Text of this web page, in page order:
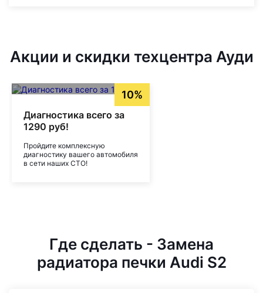
Акции и скидки техцентра Ауди
10%
Диагностика всего за
1290 руб!
Пройдите комплексную
диагностику вашего автомобиля
в сети наших СТО!
Где сделать - Замена
радиатора печки Audi S2